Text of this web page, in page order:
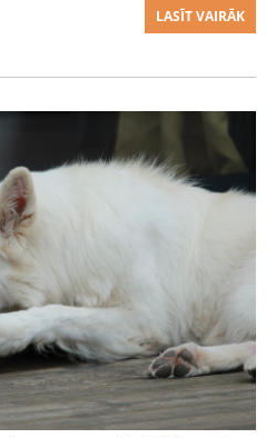
LASĪT VAIRĀK